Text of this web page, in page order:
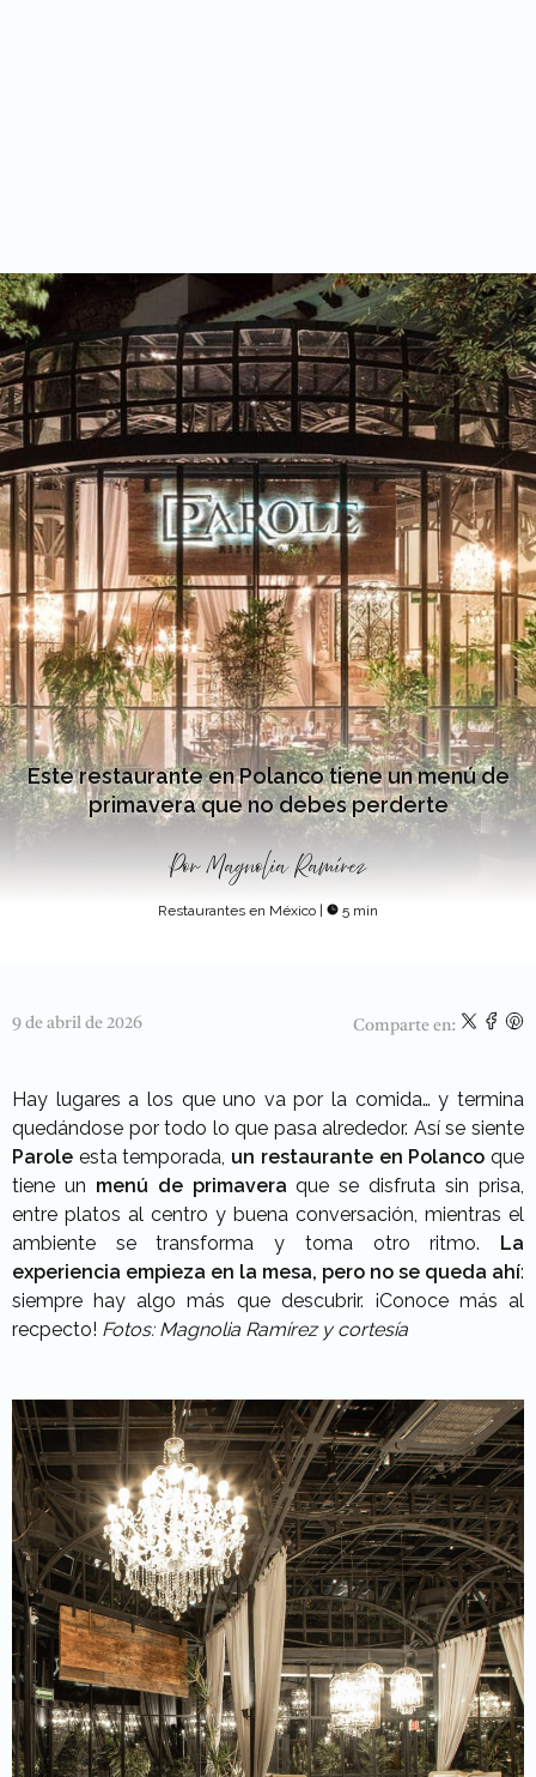
Este restaurante en Polanco tiene un menú de
primavera que no debes perderte
Por Magnolia Ramírez
Restaurantes en México 5 min
9 de abril de 2026 Comparte en:
Hay lugares a los que uno va por la comida… y termina
quedándose por todo lo que pasa alrededor. Así se siente
Parole esta temporada, un restaurante en Polanco que
tiene un menú de primavera que se disfruta sin prisa,
entre platos al centro y buena conversación, mientras el
ambiente se transforma y toma otro ritmo. La
experiencia empieza en la mesa, pero no se queda ahí:
siempre hay algo más que descubrir. ¡Conoce más al
recpecto! Fotos: Magnolia Ramírez y cortesía